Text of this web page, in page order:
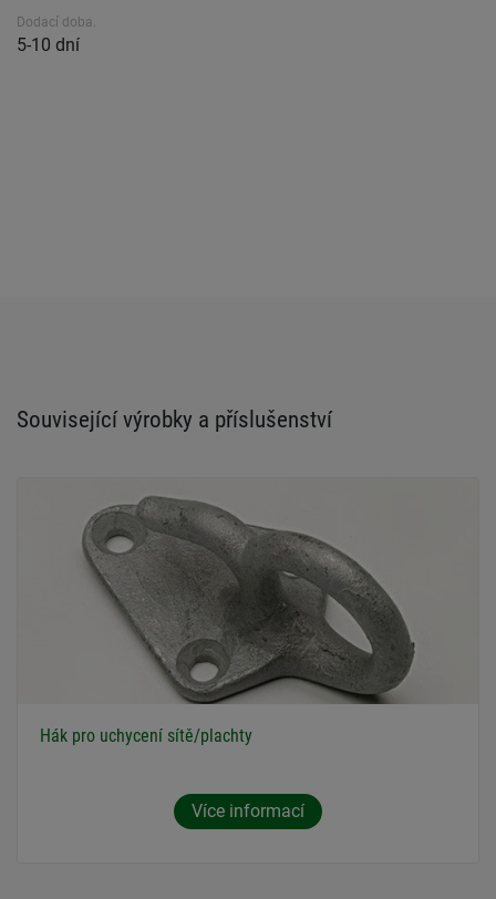
Dodací doba.
5-10 dní
Související výrobky a příslušenství
Hák pro uchycení sítě/plachty
Více informací